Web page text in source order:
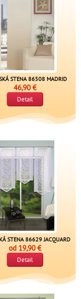
STENA 86508 MADRID
46,90 €
Detail
STENA 86629 JACQUARD
od 19,90 €
Detail